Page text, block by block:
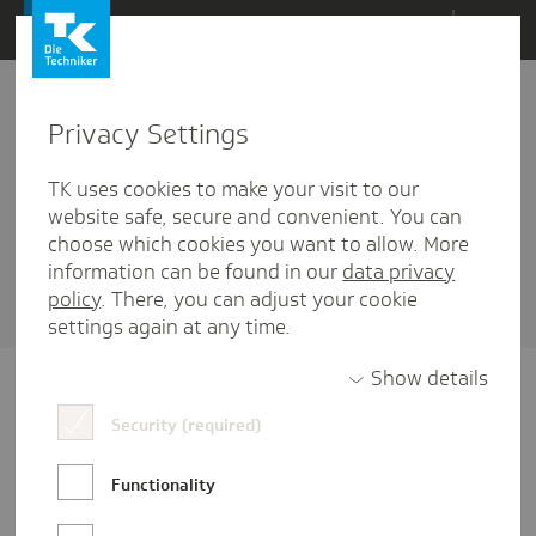
Direkt
Inhalt
Analytics
1 Artikel diesem Schlagwort zugehörig
Sortieren nach DatumoderBeliebtheit
Privacy Settings
TK uses cookies to make your visit to our
website safe, secure and convenient. You can
choose which cookies you want to allow. More
information can be found in our data privacy
policy. There, you can adjust your cookie
settings again at any time.
Show details
Security (required)
Functionality